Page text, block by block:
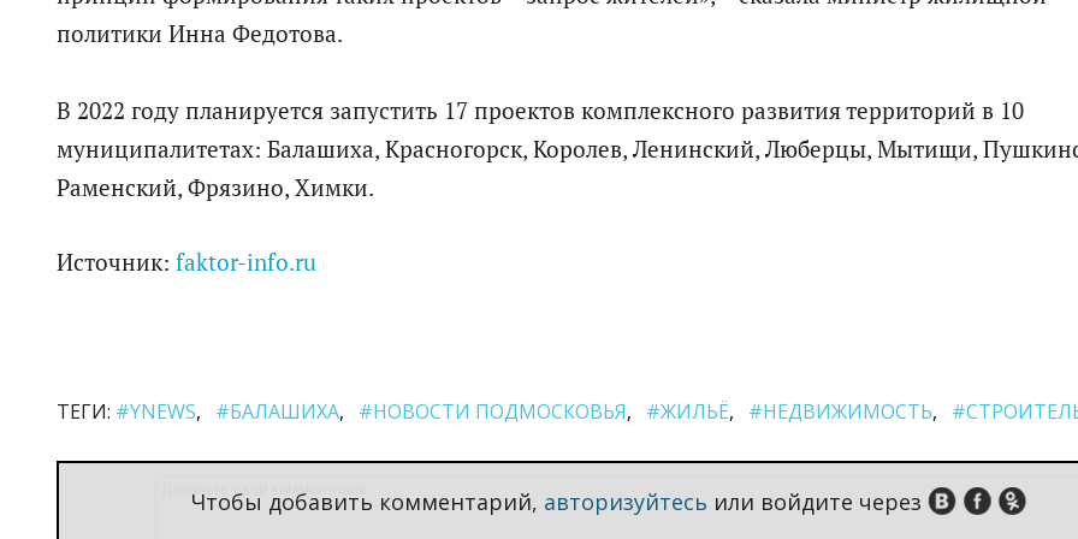
политики Инна Федотова.
В 2022 году планируется запустить 17 проектов комплексного развития территорий в 10
муниципалитетах: Балашиха, Красногорск, Королев, Ленинский, Люберцы, Мытищи,
Раменский, Фрязино, Химки.
Источник: faktor-info.ru
ТЕГИ: #YNEWS #БАЛАШИХА #НОВОСТИ ПОДМОСКОВЬЯ #ЖИЛЬЁ #НЕДВИЖИМОСТЬ
Чтобы добавить комментарий, авторизуйтесь или войдите через